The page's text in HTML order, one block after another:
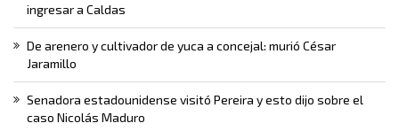
ingresar a Caldas
De arenero y cultivador de yuca a concejal: murió César
Jaramillo
Senadora estadounidense visitó Pereira y esto dijo sobre el
caso Nicolás Maduro